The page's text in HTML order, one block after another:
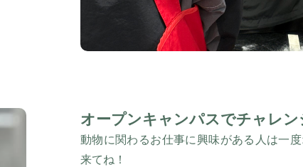
オープンキャンパスでチャレン
動物に関わるお仕事に興味がある人は一
来てね！